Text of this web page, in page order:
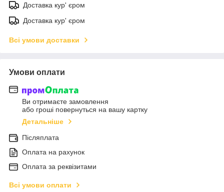
Доставка кур' єром
Доставка кур' єром
Всі умови доставки
Умови оплати
Ви отримаєте замовлення
або гроші повернуться на вашу картку
Детальніше
Післяплата
Оплата на рахунок
Оплата за реквізитами
Всі умови оплати